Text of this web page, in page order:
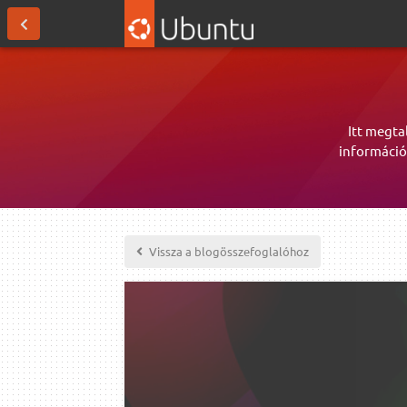
Itt
Vissza a blogösszefoglalóhoz